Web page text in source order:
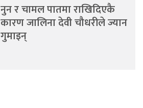
नुन र चामल पातमा राखिदिएकै
कारण जालिना देवी चौधरीले ज्यान
गुमाइन्